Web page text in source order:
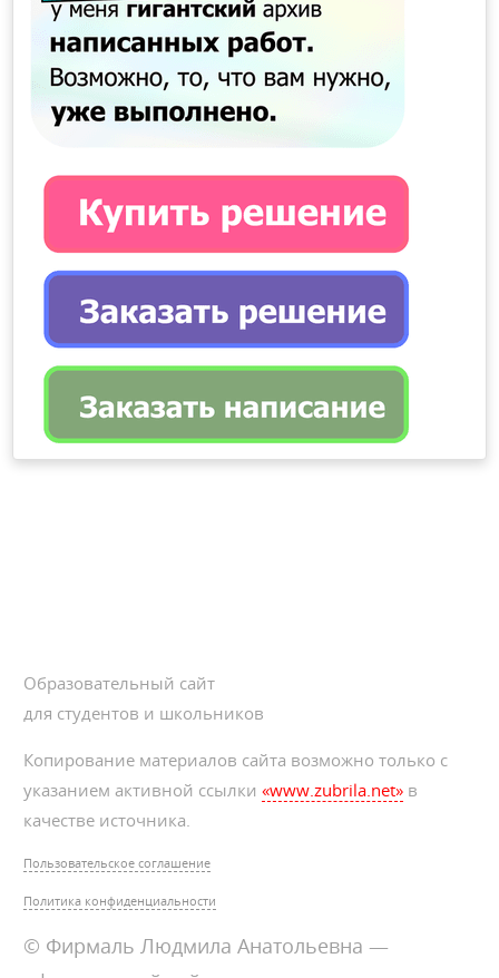
Образовательный сайт
для студентов и школьников
Копирование материалов сайта возможно только с
указанием активной ссылки«www.zubrila.net» в
качестве источника.
Пользовательское соглашение
Политика конфиденциальности
© Фирмаль Людмила Анатольевна —